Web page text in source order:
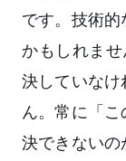
です。技術
かもしれま
決していな
ん。常に「
決できないの